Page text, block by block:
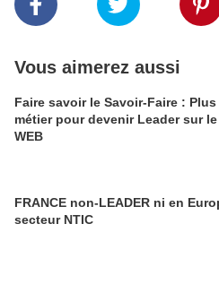
Vous aimerez aussi
Faire savoir le Savoir-Faire :
métier pour devenir Leader sur le
WEB
FRANCE non-LEADER ni en
secteur NTIC